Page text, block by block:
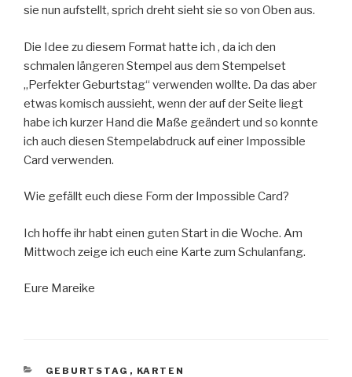
sie nun aufstellt, sprich dreht sieht sie so von Oben aus.
Die Idee zu diesem Format hatte ich , da ich den
schmalen längeren Stempel aus dem Stempelset
„Perfekter Geburtstag“ verwenden wollte. Da das aber
etwas komisch aussieht, wenn der auf der Seite liegt
habe ich kurzer Hand die Maße geändert und so konnte
ich auch diesen Stempelabdruck auf einer Impossible
Card verwenden.
Wie gefällt euch diese Form der Impossible Card?
Ich hoffe ihr habt einen guten Start in die Woche. Am
Mittwoch zeige ich euch eine Karte zum Schulanfang.
Eure Mareike
KATEGORIEN
GEBURTSTAG , KARTEN